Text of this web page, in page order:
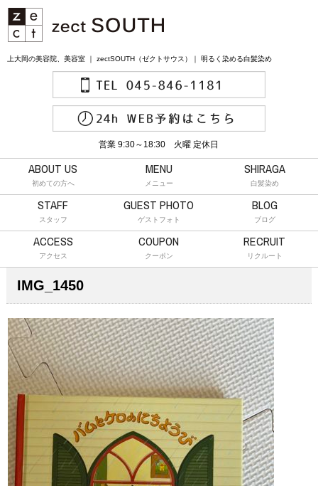
上大岡の美容院、美容室 ｜ zectSOUTH（ゼクトサウス）｜ 明るく染める白髪染め
営業 9:30～18:30 火曜 定休日
ABOUT US
初めての方へ
MENU
メニュー
SHIRAGA
白髪染め
STAFF
スタッフ
GUEST PHOTO
ゲストフォト
BLOG
ブログ
ACCESS
アクセス
COUPON
クーポン
RECRUIT
リクルート
IMG_1450